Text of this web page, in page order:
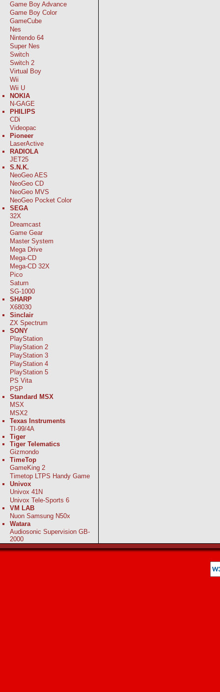
Game Boy Advance
Game Boy Color
GameCube
Nes
Nintendo 64
Super Nes
Switch
Switch 2
Virtual Boy
Wii
Wii U
NOKIA
N-GAGE
PHILIPS
CDi
Videopac
Pioneer
LaserActive
RADIOLA
JET25
S.N.K.
NeoGeo AES
NeoGeo CD
NeoGeo MVS
NeoGeo Pocket Color
SEGA
32X
Dreamcast
Game Gear
Master System
Mega Drive
Mega-CD
Mega-CD 32X
Pico
Saturn
SG-1000
SHARP
X68030
Sinclair
ZX Spectrum
SONY
PlayStation
PlayStation 2
PlayStation 3
PlayStation 4
PlayStation 5
PS Vita
PSP
Standard MSX
MSX
MSX2
Texas Instruments
TI-99/4A
Tiger
Tiger Telematics
Gizmondo
TimeTop
GameKing 2
Timetop LTPS Handy Game
Univox
Univox 41N
Univox Tele-Sports 6
VM LAB
Nuon Samsung N50x
Watara
Audiosonic Supervision GB-
2000